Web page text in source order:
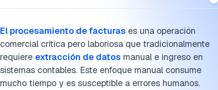
El procesamiento de facturas es una operación
comercial crítica pero laboriosa que tradicionalmente
requiere extracción de datos manual e ingreso en
sistemas contables. Este enfoque manual consume
mucho tiempo y es susceptible a errores humanos.
Cita este benchmark